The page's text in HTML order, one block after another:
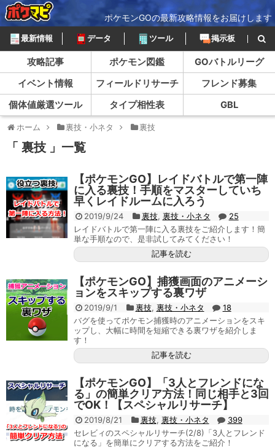
ポケモンGOの最新攻略情報をお届けします
最新情報 データ ツール 掲示板
攻略記事 ポケモン図鑑
GOバトルリーグ
イベント情報
フィールドリサーチ
フレンド募集
個体値厳選ツール
タイプ相性表 GBL
ホーム 裏技・小ネタ 裏技
「 裏技 」一覧
【ポケモンGO】レイドバトルで第一陣
に入る裏技！手順をマスターしていち
早くレイドルームに入ろう
2019/9/24 裏技, 裏技・小ネタ
25
レイドバトルで第一陣に入る裏技をご紹介します！簡
単な手順なので、是非試してみてください！
記事を読む
【ポケモンGO】捕獲画面のアニメーシ
ョンをスキップする裏ワザ
2019/9/1 裏技, 裏技・小ネタ
18
バグを使ってポケモン捕獲時のアニメーションをスキ
ップし、大幅に時間を短縮できる裏ワザを紹介しま
す！
記事を読む
【ポケモンGO】「3人とフレンドにな
る」の簡単クリア方法！同じ相手と3回
でOK！【スペシャルリサーチ】
2019/8/21 裏技, 裏技・小ネタ
399
セレビィのスペシャルリサーチ(2/8)「3人とフレンド
になる」を簡単にクリアする方法をご紹介！